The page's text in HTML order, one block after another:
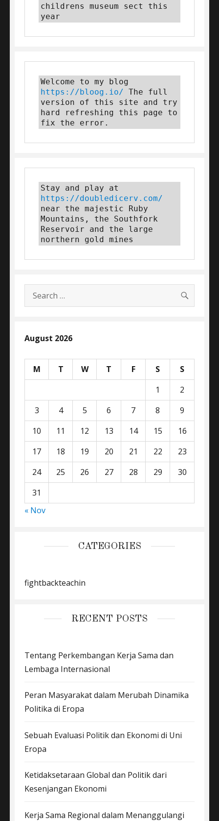
childrens museum sect this
year
https://bloog.io/ The full
version of this site and try
hard refreshing this page to
fix the error.
https://doubledicerv.com/
near the majestic Ruby
Mountains, the Southfork
Reservoir and the large
northern gold mines
Search
for:
August 2026
M T W T F S
S
1
2
3
4 5 6 7 8
9
10
11 12 13 14 15
16
17
18 19 20 21 22
23
24
25 26 27 28 29
30
31
« Nov
CATEGORIES
fightbackteachin
RECENT POSTS
Tentang Perkembangan Kerja Sama dan
Lembaga Internasional
Peran Masyarakat dalam Merubah Dinamika
Politika di Eropa
Sebuah Evaluasi Politik dan Ekonomi di Uni
Eropa
Ketidaksetaraan Global dan Politik dari
Kesenjangan Ekonomi
Kerja Sama Regional dalam Menanggulangi